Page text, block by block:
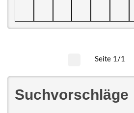
Seite 1/1
Suchvorschläge